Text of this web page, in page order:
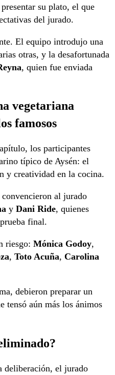
su plato, el que
del jurado.
El equipo introdujo una
otras, y la desafortunada
, quien fue enviada
vegetariana
famosos
los participantes
típico de Aysén: el
y creatividad en la cocina.
convencieron al jurado
y Dani Ride, quienes
final.
riesgo: Mónica Godoy,
, Toto Acuña, Carolina
debieron preparar un
tensó aún más los ánimos
deliberación, el jurado